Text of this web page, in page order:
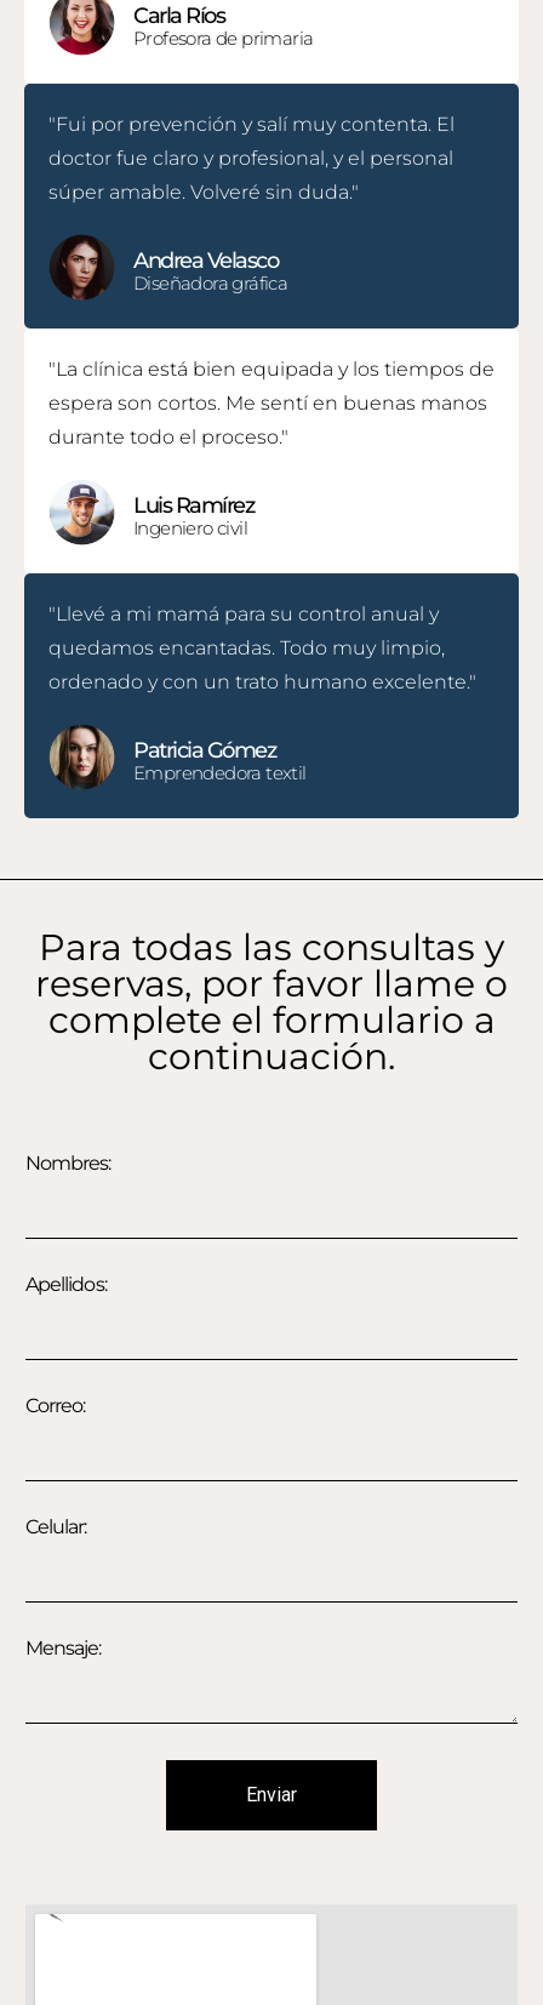
Carla Ríos
Profesora de primaria
"Fui por prevención y salí muy contenta. El
doctor fue claro y profesional, y el personal
súper amable. Volveré sin duda."
Andrea Velasco
Diseñadora gráfica
"La clínica está bien equipada y los tiempos de
espera son cortos. Me sentí en buenas manos
durante todo el proceso."
Luis Ramírez
Ingeniero civil
"Llevé a mi mamá para su control anual y
quedamos encantadas. Todo muy limpio,
ordenado y con un trato humano excelente."
Patricia Gómez
Emprendedora textil
Para todas las consultas y
reservas, por favor llame o
complete el formulario a
continuación.
Nombres:
Apellidos:
Correo:
Celular:
Mensaje:
Enviar